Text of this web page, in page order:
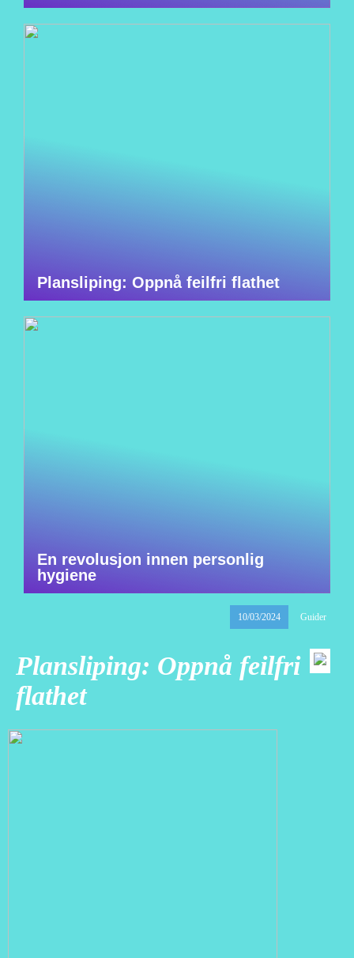
Plansliping: Oppnå feilfri flathet
En revolusjon innen personlig
hygiene
10/03/2024 Guider
Plansliping: Oppnå feilfri
flathet